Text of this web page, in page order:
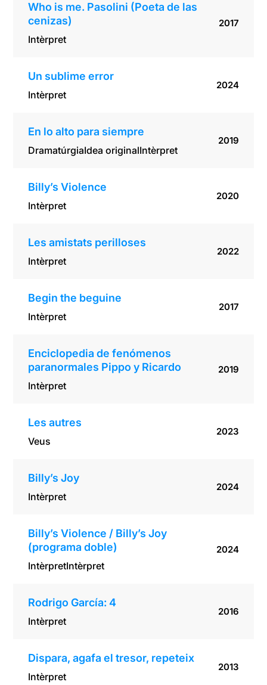
Who is me. Pasolini (Poeta de las
cenizas)
Intèrpret
2017
Un sublime error
Intèrpret
2024
En lo alto para siempre
DramatúrgiaIdea originalIntèrpret
2019
Billy’s Violence
Intèrpret
2020
Les amistats perilloses
Intèrpret
2022
Begin the beguine
Intèrpret
2017
Enciclopedia de fenómenos
paranormales Pippo y Ricardo
Intèrpret
2019
Les autres
Veus
2023
Billy’s Joy
Intèrpret
2024
Billy’s Violence / Billy’s Joy
(programa doble)
IntèrpretIntèrpret
2024
Rodrigo García: 4
Intèrpret
2016
Dispara, agafa el tresor, repeteix
Intèrpret
2013